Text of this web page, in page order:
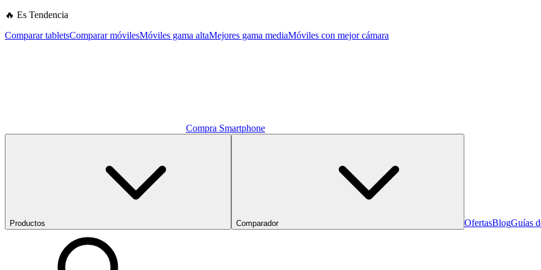
🔥 Es Tendencia
Comparar tabletsComparar móvilesMóviles gama altaMejores gama mediaMóviles con mejor cámara
Compra Smartphone
Productos Comparador OfertasBlogGuías